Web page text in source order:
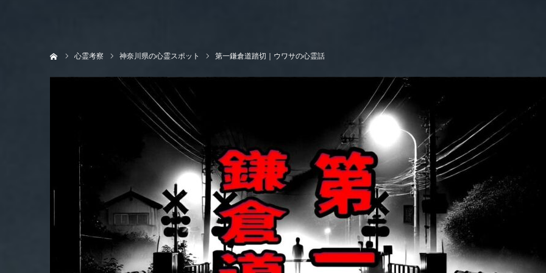
心霊考察 神奈川県の心霊スポット 第一鎌倉道踏切｜ウワサの心霊話